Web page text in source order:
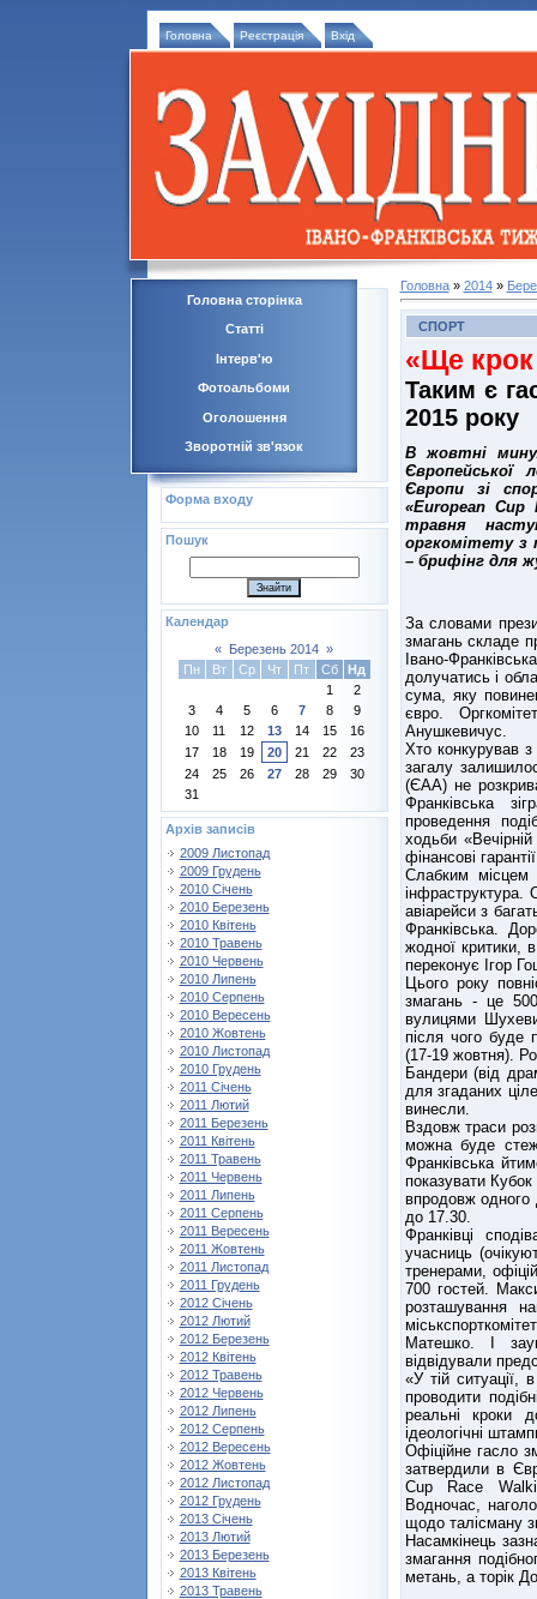
Головна Реєстрація Вхід
Головна сторінка
Статті
Інтерв'ю
Фотоальбоми
Оголошення
Зворотній зв'язок
Форма входу
Пошук
Календар
« Березень 2014 »
Пн
Вт Ср Чт Пт Сб
Нд
1
2
3
4 5 6 7 8
9
10
11 12 13 14 15
16
17
18 19 20 21 22
23
24
25 26 27 28 29
30
31
Архів записів
2009 Листопад
2009 Грудень
2010 Січень
2010 Березень
2010 Квітень
2010 Травень
2010 Червень
2010 Липень
2010 Серпень
2010 Вересень
2010 Жовтень
2010 Листопад
2010 Грудень
2011 Січень
2011 Лютий
2011 Березень
2011 Квітень
2011 Травень
2011 Червень
2011 Липень
2011 Серпень
2011 Вересень
2011 Жовтень
2011 Листопад
2011 Грудень
2012 Січень
2012 Лютий
2012 Березень
2012 Квітень
2012 Травень
2012 Червень
2012 Липень
2012 Серпень
2012 Вересень
2012 Жовтень
2012 Листопад
2012 Грудень
2013 Січень
2013 Лютий
2013 Березень
2013 Квітень
2013 Травень
Головна» 2014 »
СПОРТ
«Ще
Таким є
2015 року
В жовтні
Європейської
Європи зі
«European Cup
травня
оргкомітету з
– брифінг для
За словами
змагань складе
Івано-
долучатись і
сума, яку
євро.
Анушкевичус.
Хто конкурував
загалу
(ЄАА) не
Франківська
проведення
ходьби
фінансові
Слабким місцем
інфраструктура.
авіарейси з
Франківська.
жодної критики,
переконує Ігор
Цього року
змагань - це
вулицями
після чого буде
(17-19 жовтня).
Бандери (від
для згаданих
винесли.
Вздовж траси
можна буде
Франківська
показувати
впродовж одного
до 17.30.
Франківці
учасниць
тренерами,
700 гостей.
розташування
Матешко. І
відвідували
«У тій ситуації,
проводити
реальні кроки
ідеологічні
Офіційне гасло
затвердили в
Cup Race
Водночас,
щодо талісману
Насамкінець
змагання
метань, а торік